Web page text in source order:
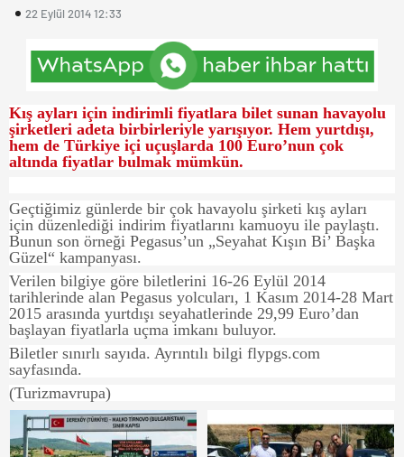
22 Eylül 2014 12:33
Kış ayları için indirimli fiyatlara bilet sunan havayolu
şirketleri adeta birbirleriyle yarışıyor. Hem yurtdışı,
hem de Türkiye içi uçuşlarda 100 Euro’nun çok
altında fiyatlar bulmak mümkün.
Geçtiğimiz günlerde bir çok havayolu şirketi kış ayları
için düzenlediği indirim fiyatlarını kamuoyu ile paylaştı.
Bunun son örneği Pegasus’un „Seyahat Kışın Bi’ Başka
Güzel“ kampanyası.
Verilen bilgiye göre biletlerini 16-26 Eylül 2014
tarihlerinde alan Pegasus yolcuları, 1 Kasım 2014-28 Mart
2015 arasında yurtdışı seyahatlerinde 29,99 Euro’dan
başlayan fiyatlarla uçma imkanı buluyor.
Biletler sınırlı sayıda. Ayrıntılı bilgi flypgs.com
sayfasında.
(Turizmavrupa)